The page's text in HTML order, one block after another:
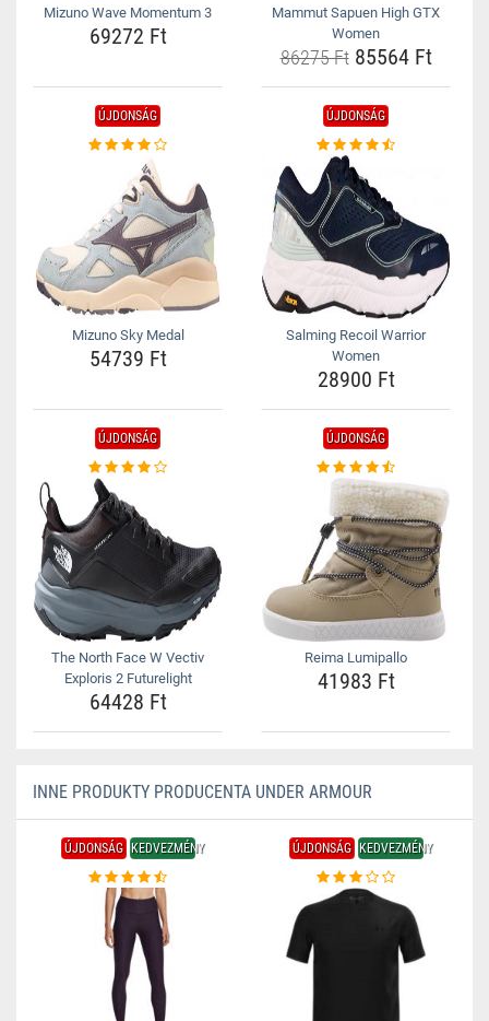
Mizuno Wave Momentum 3
69272 Ft
Mammut Sapuen High GTX
Women
86275 Ft85564 Ft
ÚJDONSÁG
Mizuno Sky Medal
54739 Ft
ÚJDONSÁG
Salming Recoil Warrior
Women
28900 Ft
ÚJDONSÁG
The North Face W Vectiv
Exploris 2 Futurelight
64428 Ft
ÚJDONSÁG
Reima Lumipallo
41983 Ft
INNE PRODUKTY PRODUCENTA UNDER ARMOUR
ÚJDONSÁG KEDVEZMÉNY ÚJDONSÁG KEDVEZMÉNY